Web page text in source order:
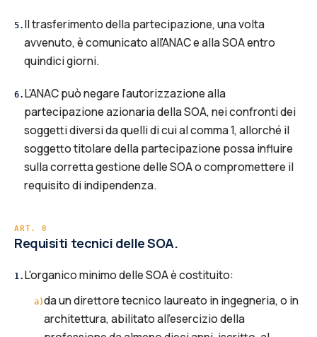
5. Il trasferimento della partecipazione, una volta
avvenuto, è comunicato all'ANAC e alla SOA entro
quindici giorni.
6. L'ANAC può negare l'autorizzazione alla
partecipazione azionaria della SOA, nei confronti dei
soggetti diversi da quelli di cui al comma 1, allorché il
soggetto titolare della partecipazione possa influire
sulla corretta gestione delle SOA o compromettere il
requisito di indipendenza.
ART. 8
Requisiti tecnici delle SOA.
1. L'organico minimo delle SOA è costituito:
a)da un direttore tecnico laureato in ingegneria, o in
architettura, abilitato all'esercizio della